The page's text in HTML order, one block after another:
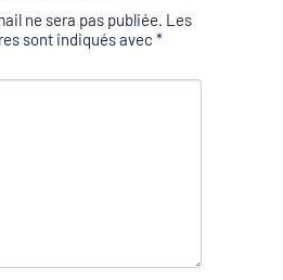
ne sera pas publiée. Les
sont indiqués avec *